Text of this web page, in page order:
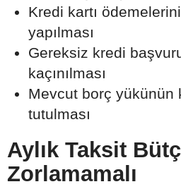
Kredi kartı
yapılması
Gereksiz kredi
kaçınılması
Mevcut borç yükünün
tutulması
Aylık Taksit
Zorlamamalı